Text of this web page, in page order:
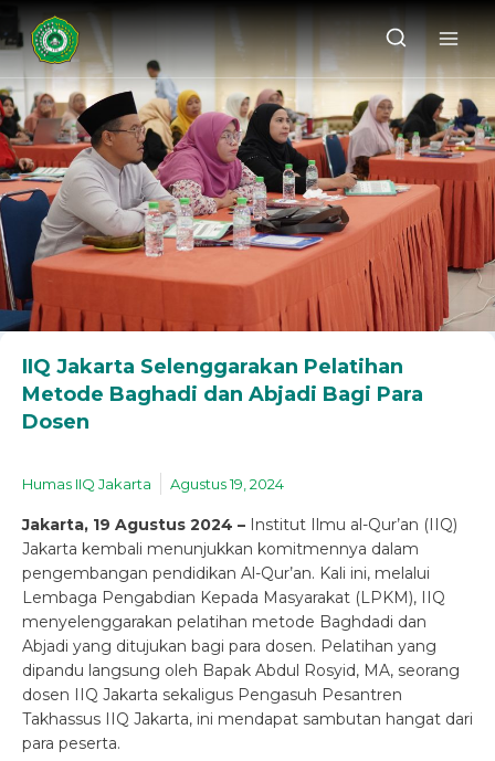
IIQ Jakarta Selenggarakan Pelatihan
Metode Baghadi dan Abjadi Bagi Para
Dosen
Humas IIQ Jakarta Agustus 19, 2024
Jakarta, 19 Agustus 2024 – Institut Ilmu al-Qur’an (IIQ)
Jakarta kembali menunjukkan komitmennya dalam
pengembangan pendidikan Al-Qur’an. Kali ini, melalui
Lembaga Pengabdian Kepada Masyarakat (LPKM), IIQ
menyelenggarakan pelatihan metode Baghdadi dan
Abjadi yang ditujukan bagi para dosen. Pelatihan yang
dipandu langsung oleh Bapak Abdul Rosyid, MA, seorang
dosen IIQ Jakarta sekaligus Pengasuh Pesantren
Takhassus IIQ Jakarta, ini mendapat sambutan hangat dari
para peserta.